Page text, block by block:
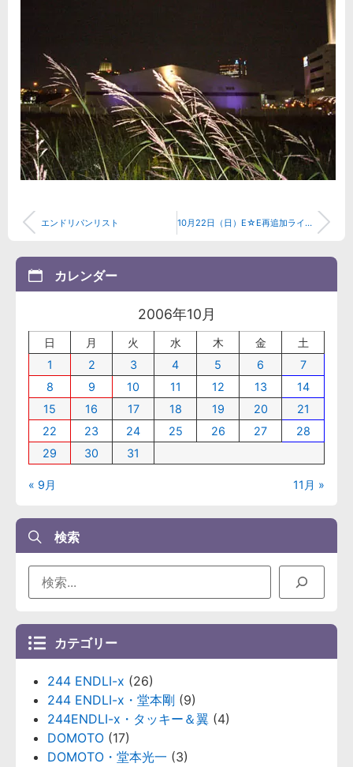
エンドリパンリスト 10月22日（日）E☆E再追加ライブレポ
カレンダー
2006年10月
日 月 火 水 木 金
土
1
2 3 4 5 6
7
8
9 10 11 12 13
14
15
16 17 18 19 20
21
22
23 24 25 26 27
28
29
30 31
« 9月 11月 »
検索
カテゴリー
244 ENDLI-x (26)
244 ENDLI-x・堂本剛 (9)
244ENDLI-x・タッキー＆翼 (4)
DOMOTO (17)
DOMOTO・堂本光一 (3)